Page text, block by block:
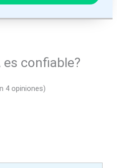
es confiable?
4 opiniones)